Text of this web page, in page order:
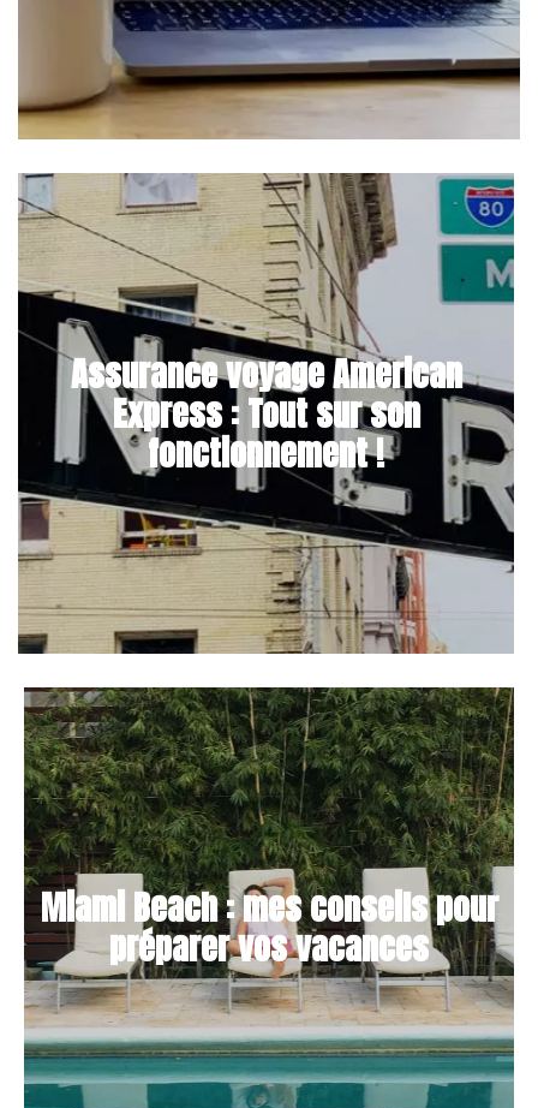
Assurance voyage American
Express : Tout sur son
fonctionnement !
Miami Beach : mes conseils pour
préparer vos vacances